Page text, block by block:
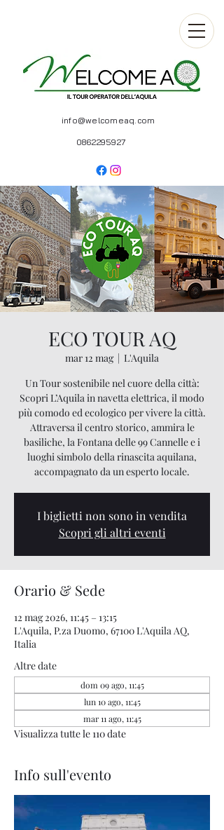
info@welcomeaq.com
0862295927
ECO TOUR AQ
mar 12 mag
  |
L'Aquila
Un Tour sostenibile nel cuore della città:
Scopri L’Aquila in navetta elettrica, il modo
più comodo ed ecologico per vivere la città.
Attraversa il centro storico, ammira le
basiliche, la Fontana delle 99 Cannelle e i
luoghi simbolo della rinascita aquilana,
accompagnato da un esperto locale.
I biglietti non sono in vendita
Scopri gli altri eventi
Orario & Sede
12 mag 2026, 11:45 – 13:15
L'Aquila, P.za Duomo, 67100 L'Aquila AQ,
Italia
Altre date
dom 09 ago, 11:45
lun 10 ago, 11:45
mar 11 ago, 11:45
Visualizza tutte le 110 date
Info sull'evento